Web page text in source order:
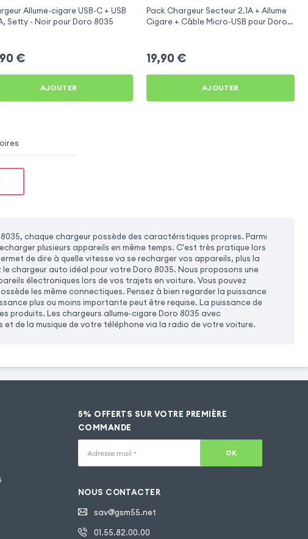
Allume-cigare USB-C + USB
Setty - Noir pour Doro 8035
€
AJOUTER
Pack Chargeur Secteur 2.1A + Allume
Cigare + Câble Micro-USB pour Doro
19,90 €
AJOUTER
chaque chargeur possède des caractéristiques propres. Parmi
plusieurs appareils en même temps. C'est très pratique lors
de dire à quelle vitesse va se recharger vos appareils, plus la
chargeur auto idéal pour votre Doro 8035. Nous proposons une
électroniques lors de vos trajets en voiture. Vous pouvez
les même connectiques. Pensez à bien regarder la puissance
plus ou moins importante peut être requise. La puissance de
produits. Les chargeurs allume-cigare Doro 8035 avec
de la musique de votre téléphone via la radio de votre voiture.
5% OFFERTS SUR VOTRE PREMIÈRE
COMMANDE
Adresse mail * OK
NOUS CONTACTER
sav@gsm55.net
01.55.82.00.00